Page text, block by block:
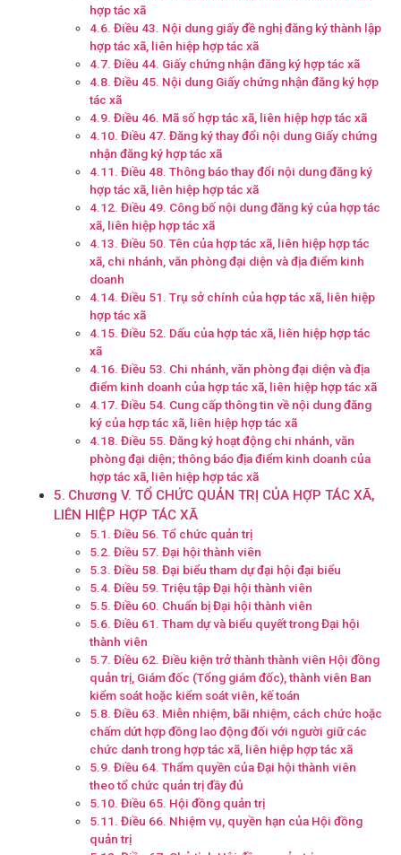
hợp tác xã
Điều 43. Nội dung giấy đề nghị đăng ký thành lập
hợp tác xã, liên hiệp hợp tác xã
Điều 44. Giấy chứng nhận đăng ký hợp tác xã
Điều 45. Nội dung Giấy chứng nhận đăng ký hợp
tác xã
Điều 46. Mã số hợp tác xã, liên hiệp hợp tác xã
Điều 47. Đăng ký thay đổi nội dung Giấy chứng
nhận đăng ký hợp tác xã
Điều 48. Thông báo thay đổi nội dung đăng ký
hợp tác xã, liên hiệp hợp tác xã
Điều 49. Công bố nội dung đăng ký của hợp tác
xã, liên hiệp hợp tác xã
Điều 50. Tên của hợp tác xã, liên hiệp hợp tác
xã, chi nhánh, văn phòng đại diện và địa điểm kinh
doanh
Điều 51. Trụ sở chính của hợp tác xã, liên hiệp
hợp tác xã
Điều 52. Dấu của hợp tác xã, liên hiệp hợp tác
xã
Điều 53. Chi nhánh, văn phòng đại diện và địa
điểm kinh doanh của hợp tác xã, liên hiệp hợp tác xã
Điều 54. Cung cấp thông tin về nội dung đăng
ký của hợp tác xã, liên hiệp hợp tác xã
Điều 55. Đăng ký hoạt động chi nhánh, văn
phòng đại diện; thông báo địa điểm kinh doanh của
hợp tác xã, liên hiệp hợp tác xã
Chương V. TỔ CHỨC QUẢN TRỊ CỦA HỢP TÁC XÃ,
LIÊN HIỆP HỢP TÁC XÃ
Điều 56. Tổ chức quản trị
Điều 57. Đại hội thành viên
Điều 58. Đại biểu tham dự đại hội đại biểu
Điều 59. Triệu tập Đại hội thành viên
Điều 60. Chuẩn bị Đại hội thành viên
Điều 61. Tham dự và biểu quyết trong Đại hội
thành viên
Điều 62. Điều kiện trở thành thành viên Hội đồng
quản trị, Giám đốc (Tổng giám đốc), thành viên Ban
kiểm soát hoặc kiểm soát viên, kế toán
Điều 63. Miễn nhiệm, bãi nhiệm, cách chức hoặc
chấm dứt hợp đồng lao động đối với người giữ các
chức danh trong hợp tác xã, liên hiệp hợp tác xã
Điều 64. Thẩm quyền của Đại hội thành viên
theo tổ chức quản trị đầy đủ
Điều 65. Hội đồng quản trị
Điều 66. Nhiệm vụ, quyền hạn của Hội đồng
quản trị